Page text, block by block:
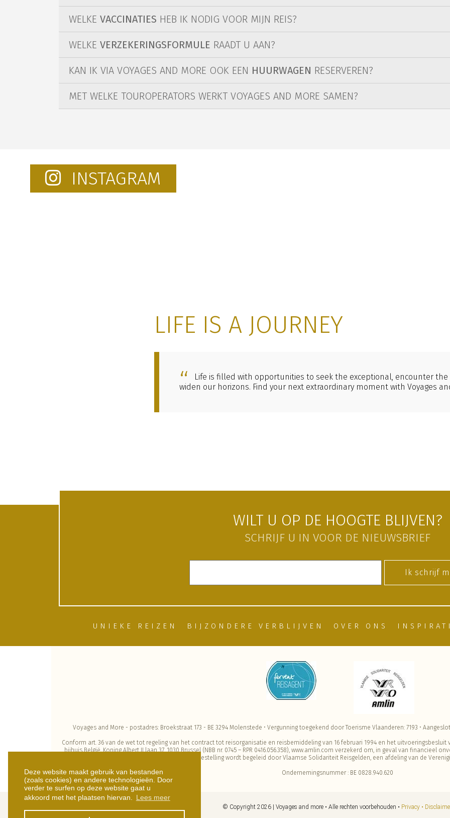
Deze website maakt gebruik van bestanden
(zoals cookies) en andere technologieën. Door
verder te surfen op deze website gaat u
akkoord met het plaatsen hiervan.
Lees meer
WELKE VACCINATIES HEB IK NODIG VOOR MIJN REIS?
WELKE VERZEKERINGSFORMULE RAADT U AAN?
KAN IK VIA VOYAGES AND MORE OOK EEN HUURWAGEN RESERVEREN?
MET WELKE TOUROPERATORS WERKT VOYAGES AND MORE SAMEN?
INSTAGRAM
LIFE IS A JOURNEY
Life is filled with opportunities to seek the exceptional, encounter the
widen our horizons. Find your next extraordinary moment with Voyages
WILT U OP DE HOOGTE BLIJVEN?
SCHRIJF U IN VOOR DE NIEUWSBRIEF
Ik schrijf
UNIEKE REIZEN BIJZONDERE VERBLIJVEN OVER ONS
Voyages and More - postadres: Broekstraat 173 - BE 3294 Molenstede • Vergunning toegekend door Toerisme Vlaanderen: 7193 •
Conform art. 36 van de wet tot regeling van het contract tot reisorganisatie en reisbemiddeling van 16 februari 1994 en het uitvoeringsbesluit
bijhuis België, Koning Albert II laan 37, 1030 Brussel (NBB nr. 0745 – RPR 0416.056.358), www.amlin.com verzekerd om, in geval van financieel
komen. Deze garantiestelling wordt begeleid door Vlaamse Solidariteit Reisgelden, een afdeling van de
Ondernemingsnummer : BE 0828.940.620
© Copyright 2026 | Voyages and more • Alle rechten voorbehouden • Privacy •